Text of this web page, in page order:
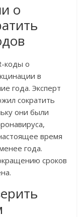
о
коды о
в
года. Эксперт
сократить
они были
время
года.
сроков